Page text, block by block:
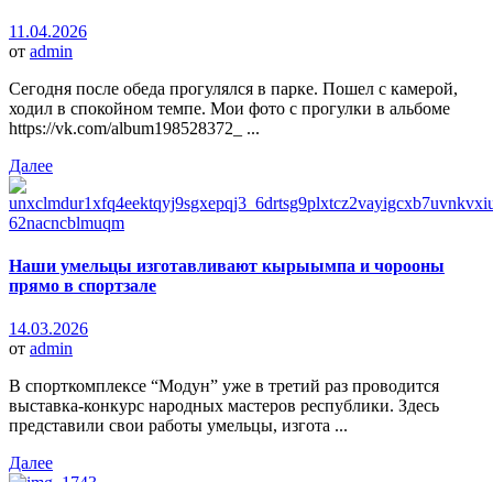
11.04.2026
от admin
Сегодня после обеда прогулялся в парке. Пошел с камерой,
ходил в спокойном темпе. Мои фото с прогулки в альбоме
https://vk.com/album198528372_ ...
Далее
Наши умельцы изготавливают кырыымпа и чорооны
прямо в спортзале
14.03.2026
от admin
В спорткомплексе “Модун” уже в третий раз проводится
выставка-конкурс народных мастеров республики. Здесь
представили свои работы умельцы, изгота ...
Далее